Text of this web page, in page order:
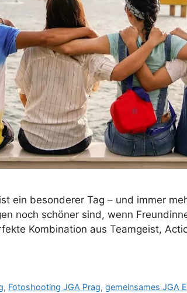
ein besonderer Tag – und immer
noch schöner sind, wenn
Kombination aus Teamgeist,
, Fotoshooting JGA Prag,gemeinsames JGA